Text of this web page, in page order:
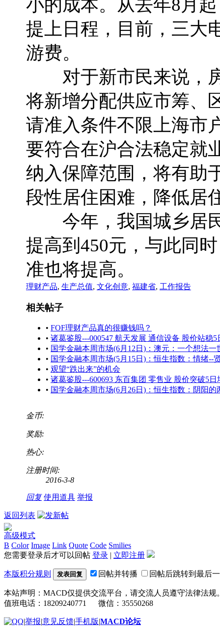
小的成本。从去年8月
提上日程，目前，三大
游费。
对于新市民来说，房
将新增分配供应市筹、
请准入条件不限上海市
要符合在沪合法稳定就
纳入保障范围，将有助
段性居住困难，降低居
今年，我国城乡居民
提高到450元，与此同
准也将提高。
理财产品, 生产总值, 文化创意, 福建省, 工作报告
相关帖子
• FOF理财产品真的很赚钱吗？
• 诸葛鉴股---000547 航天发展 通信设备 股价站稳5
• 国学金融本周市场(6月12日)：澳元：一个想法一
• 国学金融本周市场(5月15日)：恒生指数：情绪--
• 观望“跌出来”的机会
• 诸葛鉴股---600693 东百集团 零售业 股价突破5日
• 国学金融本周市场(6月26日)：恒生指数：阴阳
金币:
奖励:
热心:
注册时间:
2016-3-8
回复 使用道具 举报
返回列表
高级模式
B Color Image Link Quote Code Smilies
您需要登录后才可以回帖 登录 | 立即注册
本版积分规则 发表回复 回帖并转播 回帖后跳转到最后
本站声明：MACD仅提供交流平台，请交流人员遵守法律法规
值班电话：18209240771 微信：35550268
|举报|意见反馈|手机版|MACD论坛